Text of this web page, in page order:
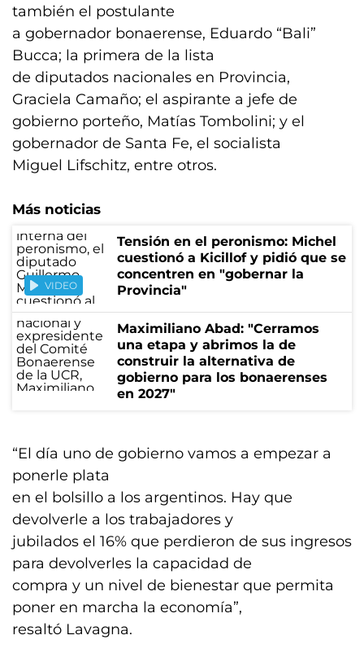
también el postulante
a gobernador bonaerense, Eduardo “Bali”
Bucca; la primera de la lista
de diputados nacionales en Provincia,
Graciela Camaño; el aspirante a jefe de
gobierno porteño, Matías Tombolini; y el
gobernador de Santa Fe, el socialista
Miguel Lifschitz, entre otros.
Más noticias
VIDEO
Tensión en el peronismo: Michel
cuestionó a Kicillof y pidió que se
concentren en "gobernar la
Provincia"
Maximiliano Abad: "Cerramos
una etapa y abrimos la de
construir la alternativa de
gobierno para los bonaerenses
en 2027"
“El día uno de gobierno vamos a empezar a
ponerle plata
en el bolsillo a los argentinos. Hay que
devolverle a los trabajadores y
jubilados el 16% que perdieron de sus ingresos
para devolverles la capacidad de
compra y un nivel de bienestar que permita
poner en marcha la economía”,
resaltó Lavagna.